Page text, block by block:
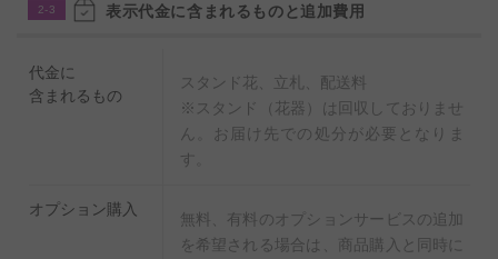
2-3 表示代金に含まれるものと追加費用
代金に
含まれるもの
スタンド花、立札、配送料
※スタンド（花器）は回収しておりませ
ん。お届け先での処分が必要となりま
す。
オプション購入
無料、有料のオプションサービスの追加
を希望される場合は、商品購入と同時に